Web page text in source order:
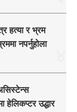
हत्या र भ्रम
नपर्नुहोला
हेलिकप्टर उद्धार